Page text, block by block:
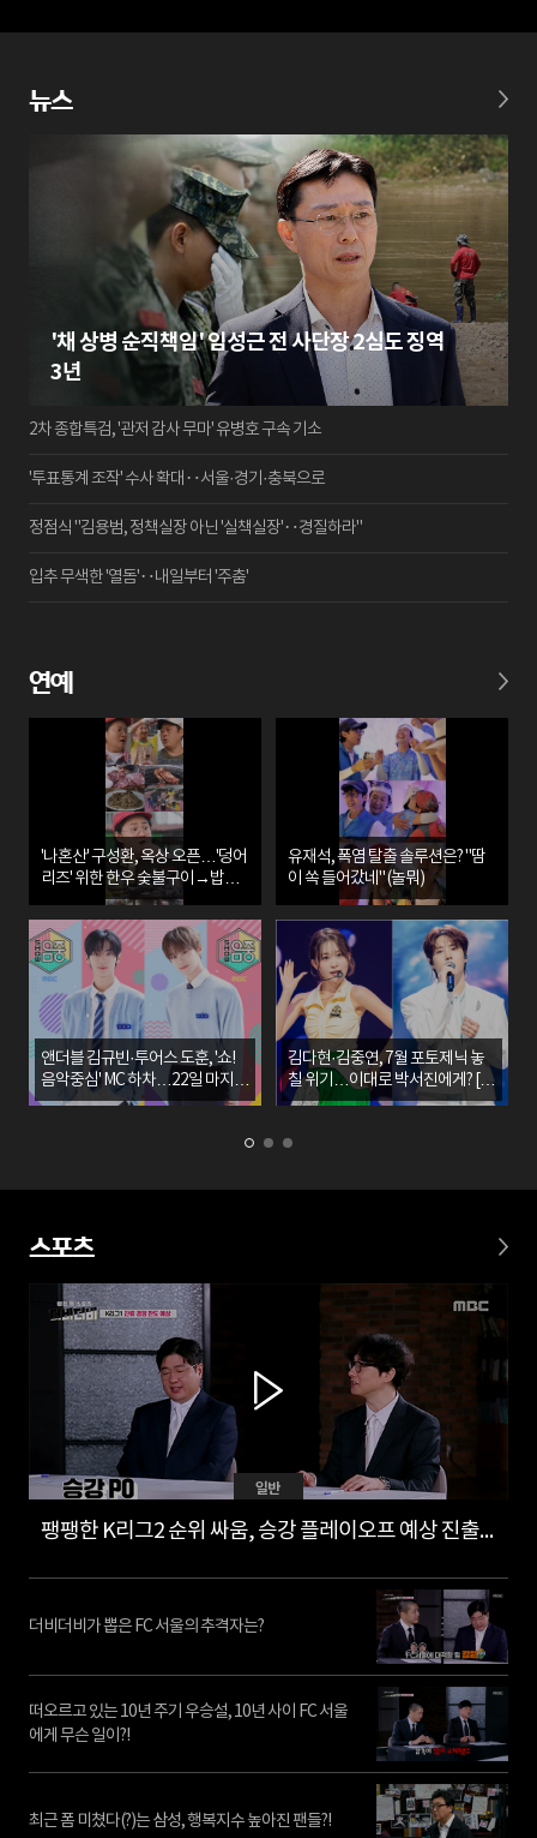
뉴스
'채 상병 순직책임' 임성근 전 사단장 2심도 징역
3년
2차 종합특검, '관저 감사 무마' 유병호 구속 기소
'투표통계 조작' 수사 확대‥서울·경기·충북으로
정점식 "김용범, 정책실장 아닌 '실책실장'‥경질하라"
입추 무색한 '열돔'‥내일부터 '주춤'
연예
'나혼산' 구성환, 옥상 오픈…'덩어
리즈' 위한 한우 숯불구이→밥도
유재석, 폭염 탈출 솔루션은? "땀
이 쏙 들어갔네" (놀뭐)
앤더블 김규빈·투어스 도훈, '쇼!
음악중심' MC 하차…22일 마지막
방송
김다현·김중연, 7월 포토제닉 놓
칠 위기…이대로 박서진에게? [이
슈in]
스포츠
일반
팽팽한 K리그2 순위 싸움, 승강 플레이오프 예상 진출팀은?
더비더비가 뽑은 FC 서울의 추격자는?
떠오르고 있는 10년 주기 우승설, 10년 사이 FC 서울
에게 무슨 일이?!
최근 폼 미쳤다(?)는 삼성, 행복지수 높아진 팬들?!